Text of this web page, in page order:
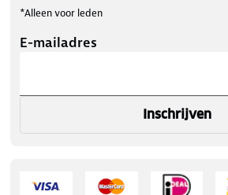
*Alleen voor leden
E-mailadres
Inschrijven